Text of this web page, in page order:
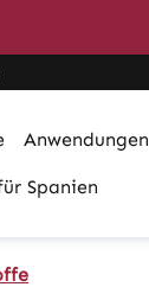
Anwendungen
Spanien